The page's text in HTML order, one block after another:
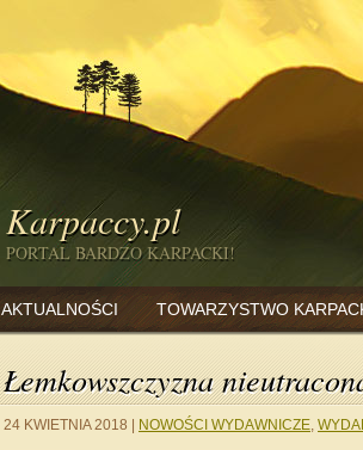
Karpaccy.pl
PORTAL BARDZO KARPACKI!
AKTUALNOŚCI TOWARZYSTWO
Łemkowszczyzna
24 KWIETNIA 2018 NOWOŚCI WYDAWNICZE,